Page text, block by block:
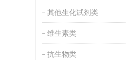
其他生化试剂类
维生素类
抗生物类